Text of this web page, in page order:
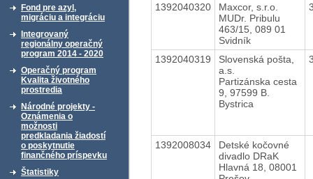
Fond pre azyl,
migráciu a integráciu
Integrovaný
regionálny operačný
program 2014 - 2020
Operačný program
Kvalita životného
prostredia
Národné projekty -
Oznámenia o
možnosti
predkladania žiadostí
o poskytnutie
finančného príspevku
Štatistiky
1392040320
Maxcor, s.r.o.
MUDr. Pribulu
463/15, 089 01
Svidník
1392040319
Slovenská pošta,
a.s.
Partizánska cesta
9, 97599 B.
Bystrica
1392008034
Detské kočovné
divadlo DRaK
Hlavná 18, 08001